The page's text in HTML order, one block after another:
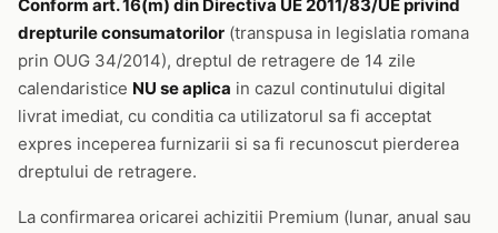
Conform art. 16(m) din Directiva UE 2011/83/UE privind
drepturile consumatorilor (transpusa in legislatia romana
prin OUG 34/2014), dreptul de retragere de 14 zile
calendaristice NU se aplica in cazul continutului digital
livrat imediat, cu conditia ca utilizatorul sa fi acceptat
expres inceperea furnizarii si sa fi recunoscut pierderea
dreptului de retragere.
La confirmarea oricarei achizitii Premium (lunar, anual sau